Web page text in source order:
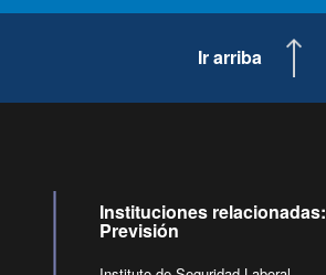
Ir arriba
Instituciones relacionadas:
Previsión